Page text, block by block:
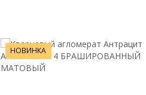
НОВИНКА